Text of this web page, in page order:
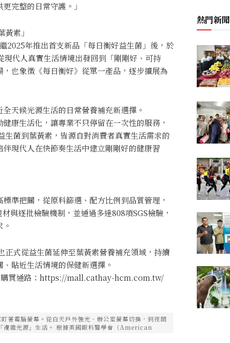
完整的日常守護。」
素」
年推出首支新品「每日衡好益生菌」後，於
代人真實生活情境出發回到「剛剛好、可持
也象徵《每日衡好》從單一產品，逐步擴展為
天候光源生活的日常營養補充新選擇。
康生活化，讓專業不只停留在一次性的服務，
菌到葉黃素，皆源自對消費者真實生活需求的
現代人在快節奏生活中建立剛剛好的健康習
準把關，從原料篩選、配方比例到品質管理，
與逐批檢驗機制，並通過多達808項SGS檢驗，
式從益生菌延伸至葉黃素營養補充領域，持續
貼近生活情境的保健新選擇。
購買通路：https://mall.cathay-hcm.com.tw/
著電腦螢幕。從白天戶外強光、辦公室螢幕切換，到夜間
複雜光源」生活。 根據美國眼科醫學會（American
熱門新聞